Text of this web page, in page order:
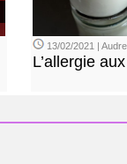
13/02/2021 |
L’allergie